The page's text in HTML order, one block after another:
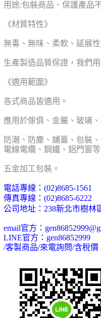
用途:包裝商品、保護產品
《材質特性》
無毒、無味、柔軟、延展
生產製造品質保證，我們
《適用範圍》
各式商品皆適用。
應用於傢俱、金屬、玻璃
防潮、防塵、鋪蓋、包裝
電線電纜、鋼鐵、鋁門窗
五金加工包裝。
電話專線： (02)8685-1561
傳真專線： (02)8685-6222
公司地址： 238新北市樹林
email官方：
LINE官方： gen86852999
/客製商品/來電詢問/含稅價